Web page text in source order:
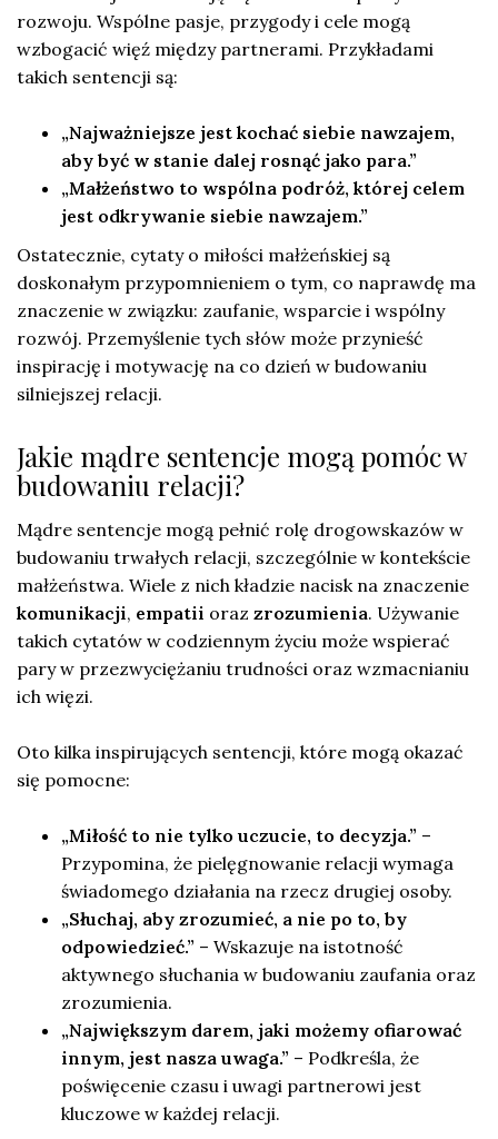
rozwoju. Wspólne pasje, przygody i cele mogą
wzbogacić więź między partnerami. Przykładami
takich sentencji są:
„Najważniejsze jest kochać siebie nawzajem,
aby być w stanie dalej rosnąć jako para.”
„Małżeństwo to wspólna podróż, której celem
jest odkrywanie siebie nawzajem.”
Ostatecznie, cytaty o miłości małżeńskiej są
doskonałym przypomnieniem o tym, co naprawdę ma
znaczenie w związku: zaufanie, wsparcie i wspólny
rozwój. Przemyślenie tych słów może przynieść
inspirację i motywację na co dzień w budowaniu
silniejszej relacji.
Jakie mądre sentencje mogą pomóc w
budowaniu relacji?
Mądre sentencje mogą pełnić rolę drogowskazów w
budowaniu trwałych relacji, szczególnie w kontekście
małżeństwa. Wiele z nich kładzie nacisk na znaczenie
komunikacji, empatii oraz zrozumienia. Używanie
takich cytatów w codziennym życiu może wspierać
pary w przezwyciężaniu trudności oraz wzmacnianiu
ich więzi.
Oto kilka inspirujących sentencji, które mogą okazać
się pomocne:
„Miłość to nie tylko uczucie, to decyzja.” –
Przypomina, że pielęgnowanie relacji wymaga
świadomego działania na rzecz drugiej osoby.
„Słuchaj, aby zrozumieć, a nie po to, by
odpowiedzieć.” – Wskazuje na istotność
aktywnego słuchania w budowaniu zaufania oraz
zrozumienia.
„Największym darem, jaki możemy ofiarować
innym, jest nasza uwaga.” – Podkreśla, że
poświęcenie czasu i uwagi partnerowi jest
kluczowe w każdej relacji.